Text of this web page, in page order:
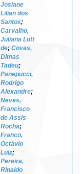
Josiane
Lilian dos
Santos;
Carvalho,
Juliana Lott
de; Covas,
Dimas
Tadeu;
Panepucci,
Rodrigo
Alexandre;
Neves,
Francisco
de Assis
Rocha;
Franco,
Octávio
Luiz;
Pereira,
Rinaldo